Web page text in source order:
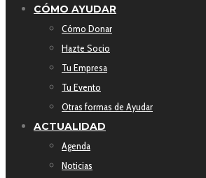
CÓMO AYUDAR
Cómo Donar
Hazte Socio
Tu Empresa
Tu Evento
Otras formas de Ayudar
ACTUALIDAD
Agenda
Noticias